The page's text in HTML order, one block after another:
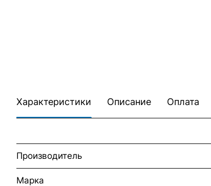
Характеристики Описание Оплата
Производитель
Марка